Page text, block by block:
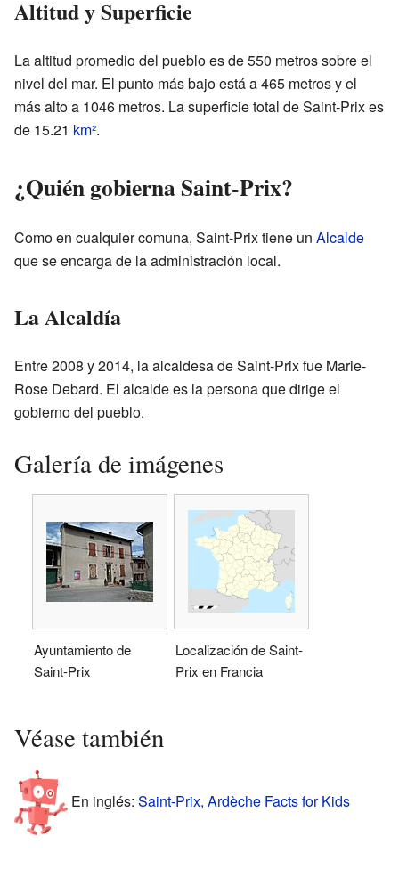
Altitud y Superficie
La altitud promedio del pueblo es de 550 metros sobre el
nivel del mar. El punto más bajo está a 465 metros y el
más alto a 1046 metros. La superficie total de Saint-Prix es
de 15.21 km².
¿Quién gobierna Saint-Prix?
Como en cualquier comuna, Saint-Prix tiene un Alcalde
que se encarga de la administración local.
La Alcaldía
Entre 2008 y 2014, la alcaldesa de Saint-Prix fue Marie-
Rose Debard. El alcalde es la persona que dirige el
gobierno del pueblo.
Galería de imágenes
Ayuntamiento de
Saint-Prix
Localización de Saint-
Prix en Francia
Véase también
En inglés: Saint-Prix, Ardèche Facts for Kids